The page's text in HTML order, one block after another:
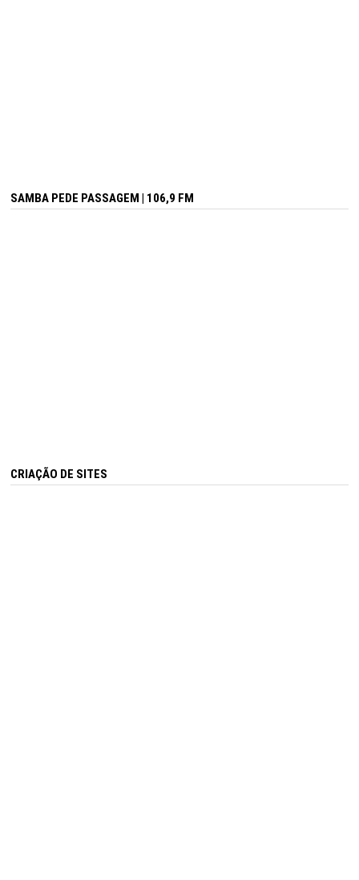
SAMBA PEDE PASSAGEM | 106,9 FM
CRIAÇÃO DE SITES